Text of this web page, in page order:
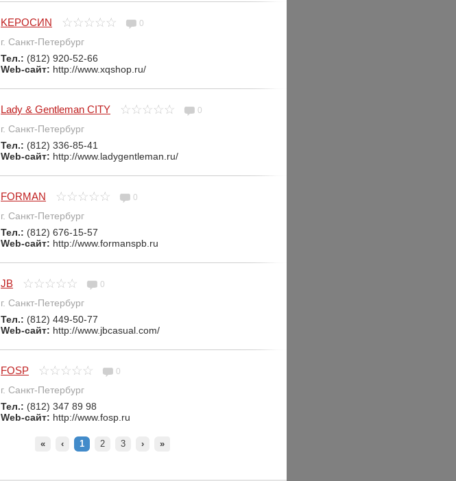
KEPOCИN 0
г. Санкт-Петербург
Тел.: (812) 920-52-66
Web-сайт: http://www.xqshop.ru/
Lady & Gentleman CITY 0
г. Санкт-Петербург
Тел.: (812) 336-85-41
Web-сайт: http://www.ladygentleman.ru/
FORMAN 0
г. Санкт-Петербург
Тел.: (812) 676-15-57
Web-сайт: http://www.formanspb.ru
JB 0
г. Санкт-Петербург
Тел.: (812) 449-50-77
Web-сайт: http://www.jbcasual.com/
FOSP 0
г. Санкт-Петербург
Тел.: (812) 347 89 98
Web-сайт: http://www.fosp.ru
« ‹ 1 2 3 › »